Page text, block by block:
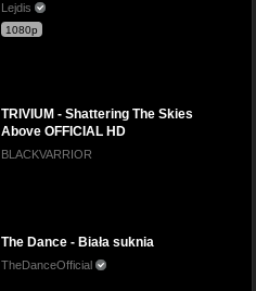
Lejdis
1080p
TRIVIUM - Shattering The Skies
Above OFFICIAL HD
BLACKVARRIOR
The Dance - Biała suknia
TheDanceOfficial